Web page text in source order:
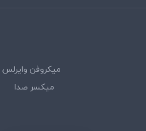
میکروفن وایرلس
میکسر صدا